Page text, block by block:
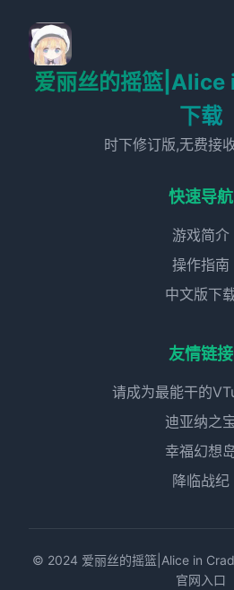
爱丽丝的摇篮|Alice
下载
时下修订版,无费接
快速导航
游戏简介
操作指南
中文版下
友情链接
请成为最能干的
迪亚纳之
幸福幻想
降临战纪
© 2024 爱丽丝的摇篮|Alice in
官网入口